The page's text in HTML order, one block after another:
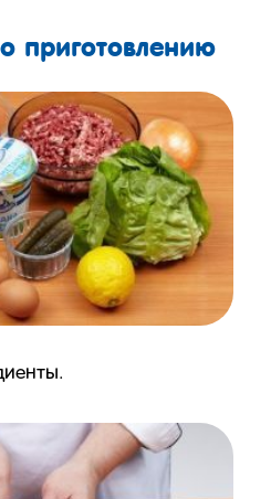
приготовлению